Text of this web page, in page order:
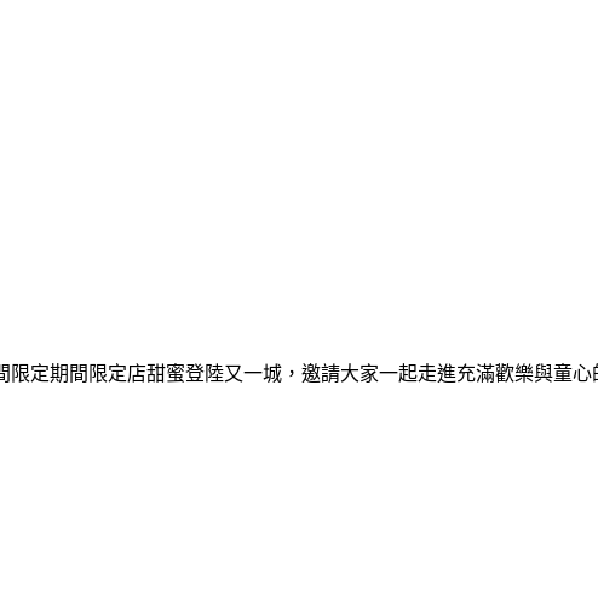
限定期間限定店甜蜜登陸又一城，邀請大家一起走進充滿歡樂與童